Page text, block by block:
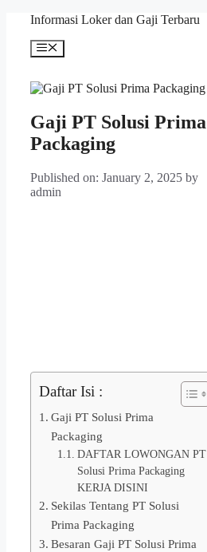
content
Informasi Loker dan Gaji Terbaru
Menu
Gaji PT Solusi Prima
Packaging
Published on: January 2, 2025 by
admin
Daftar Isi :
Gaji PT Solusi Prima
Packaging
DAFTAR LOWONGAN PT
Solusi Prima Packaging
KERJA DISINI
Sekilas Tentang PT Solusi
Prima Packaging
Besaran Gaji PT Solusi Prima